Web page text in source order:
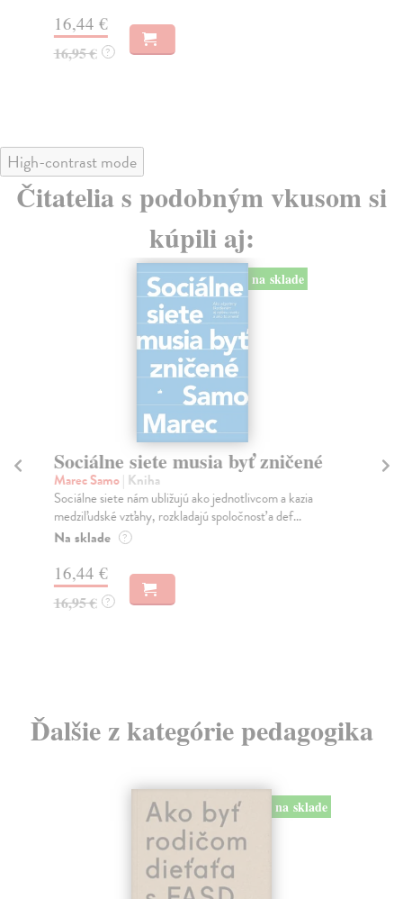
16,44 €
16,95 € ?
High-contrast mode
Čitatelia s podobným vkusom si
kúpili aj:
na sklade
Sociálne siete musia byť zničené
Marec Samo| Kniha
Sociálne siete nám ubližujú ako jednotlivcom a kazia
medziľudské vzťahy, rozkladajú spoločnosť a def...
Na sklade ?
16,44 €
16,95 € ?
Ďalšie z kategórie pedagogika
na sklade